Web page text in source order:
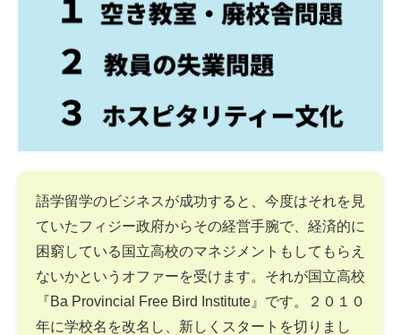
語学留学のビジネスが成功すると、今度はそれを見
ていたフィジー政府からその経営手腕で、経済的に
困窮している国立高校のマネジメントもしてもらえ
ないかというオファーを受けます。それが国立高校
『Ba Provincial Free Bird Institute』です。２０１０
年に学校名を改名し、新しくスタートを切りまし